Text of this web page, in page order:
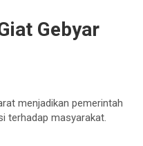
Gebyar
menjadikan pemerintah
terhadap masyarakat.